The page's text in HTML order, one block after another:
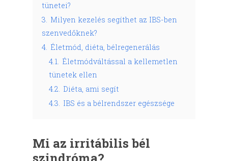
tünetei?
3. Milyen kezelés segíthet az IBS-ben
szenvedőknek?
4. Életmód, diéta, bélregenerálás
4.1. Életmódváltással a kellemetlen
tünetek ellen
4.2. Diéta, ami segít
4.3. IBS és a bélrendszer egészsége
Mi az irritábilis bél
szindróma?